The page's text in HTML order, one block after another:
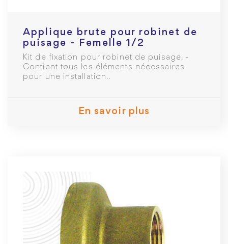
Applique brute pour robinet de
puisage - Femelle 1/2
Kit de fixation pour robinet de puisage. -
Contient tous les éléments nécessaires
pour une installation..
En savoir plus